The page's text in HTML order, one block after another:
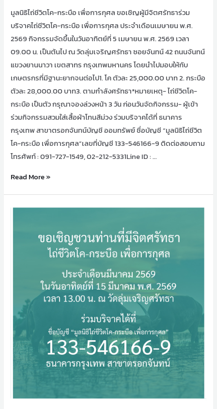
มูลนิธิไถ่ชีวิตโค-กระบือ เพื่อการกุศล ขอเชิญผู้มีจิตศรัทธาร่วม
บริจาคไถ่ชีวิตโค-กระบือ เพื่อการกุศล ประจำเดือนเมษายน พ.ศ.
2569 กิจกรรมจัดขึ้นในวันอาทิตย์ที่ 5 เมษายน พ.ศ. 2569 เวลา
09.00 น. เป็นต้นไป ณ วัดลุ่มเจริญศรัทธา ซอยจันทน์ 42 ถนนจันทน์
แขวงยานนาวา เขตสาทร กรุงเทพมหานคร โดยนำไปมอบให้กับ
เกษตรกรที่มีฐานะยากจนต่อไป1. โค ตัวละ 25,000.00 บาท 2. กระบือ
ตัวละ 28,000.00 บาท3. ตามกำลังศรัทธา*หมายเหตุ- ไถ่ชีวิตโค-
กระบือ เป็นตัว กรุณาจองล่วงหน้า 3 วัน ก่อนวันจัดกิจกรรม- ผู้เข้า
ร่วมกิจกรรมสวมใส่เสื้อผ้าโทนสีม่วง ร่วมบริจาคได้ที่ ธนาคาร
กรุงเทพ สาขาตรอกจันทน์บัญชี ออมทรัพย์ ชื่อบัญชี “มูลนิธิไถ่ชีวิต
โค-กระบือ เพื่อการกุศล”เลขที่บัญชี 133-546166-9 ติดต่อสอบถาม
โทรศัพท์ : 091-727-1549, 02-212-5331Line ID : …
Read More »